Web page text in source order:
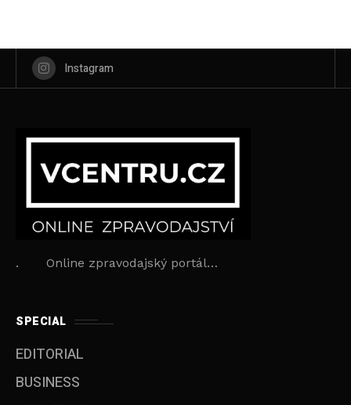
Instagram
. Online zpravodajský portál…
SPECIAL
EDITORIAL
BUSINESS